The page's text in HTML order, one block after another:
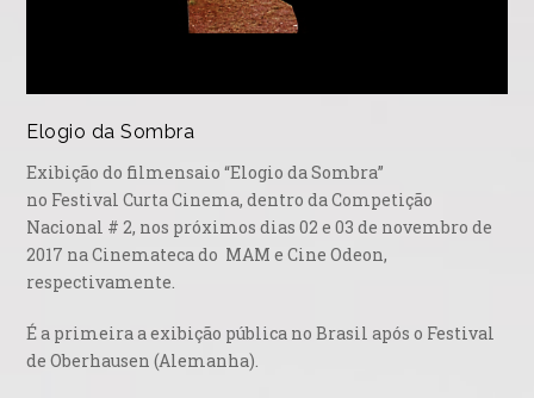
Elogio da Sombra
Exibição do filmensaio “Elogio da Sombra”
no Festival Curta Cinema, dentro da Competição
Nacional # 2, nos próximos dias 02 e 03 de novembro de
2017 na Cinemateca do MAM e Cine Odeon,
respectivamente.
É a primeira a exibição pública no Brasil após o Festival
de Oberhausen (Alemanha).